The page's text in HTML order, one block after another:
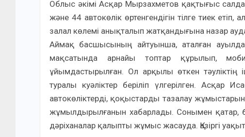
Облыс әкімі Асқар Мырзахметов қақтығыс
және 44 автокөлік өртенгендігін тілге тиек
залал көлемі анықталып жатқандығына назар
Аймақ басшысының айтуынша, аталған
мақсатында арнайы топтар құрылып,
ұйымдастырылған. Ол арқылы өткен тәуліктің
туралы куәліктер беріліп үлгерілген. Асқар
автокөліктерді, қоқыстарды тазалау
жұмылдырылғанын хабарлады. Сонымен қатар,
дәріханалар қалыпты жұмыс жасауда. Қазіргі